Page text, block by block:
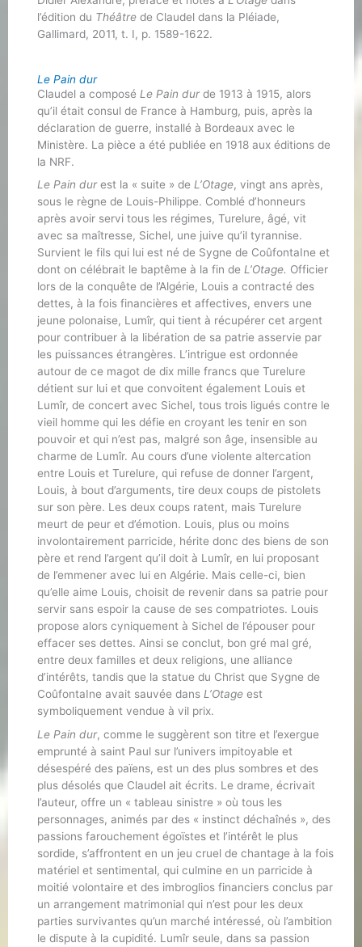
l’édition du Théâtre de Claudel dans la Pléiade,
Gallimard, 2011, t. I, p. 1589-1622.
Le Pain dur
Claudel a composé Le Pain durde 1913 à 1915, alors
qu’il était consul de France à Hamburg, puis, après la
déclaration de guerre, installé à Bordeaux avec le
Ministère. La pièce a été publiée en 1918 aux éditions de
la NRF.
Le Pain durest la « suite » de L’Otage, vingt ans après,
sous le règne de Louis-Philippe. Comblé d’honneurs
après avoir servi tous les régimes, Turelure, âgé, vit
avec sa maîtresse, Sichel, une juive qu’il tyrannise.
Survient le fils qui lui est né de Sygne de CoûfontaIne et
dont on célébrait le baptême à la fin de L’Otage. Officier
lors de la conquête de l’Algérie, Louis a contracté des
dettes, à la fois financières et affectives, envers une
jeune polonaise, Lumîr, qui tient à récupérer cet argent
pour contribuer à la libération de sa patrie asservie par
les puissances étrangères. L’intrigue est ordonnée
autour de ce magot de dix mille francs que Turelure
détient sur lui et que convoitent également Louis et
Lumîr, de concert avec Sichel, tous trois ligués contre le
vieil homme qui les défie en croyant les tenir en son
pouvoir et qui n’est pas, malgré son âge, insensible au
charme de Lumîr. Au cours d’une violente altercation
entre Louis et Turelure, qui refuse de donner l’argent,
Louis, à bout d’arguments, tire deux coups de pistolets
sur son père. Les deux coups ratent, mais Turelure
meurt de peur et d’émotion. Louis, plus ou moins
involontairement parricide, hérite donc des biens de son
père et rend l’argent qu’il doit à Lumîr, en lui proposant
de l’emmener avec lui en Algérie. Mais celle-ci, bien
qu’elle aime Louis, choisit de revenir dans sa patrie pour
servir sans espoir la cause de ses compatriotes. Louis
propose alors cyniquement à Sichel de l’épouser pour
effacer ses dettes. Ainsi se conclut, bon gré mal gré,
entre deux familles et deux religions, une alliance
d’intérêts, tandis que la statue du Christ que Sygne de
CoûfontaIne avait sauvée dans L’Otage est
symboliquement vendue à vil prix.
Le Pain dur, comme le suggèrent son titre et l’exergue
emprunté à saint Paul sur l’univers impitoyable et
désespéré des païens, est un des plus sombres et des
plus désolés que Claudel ait écrits. Le drame, écrivait
l’auteur, offre un « tableau sinistre » où tous les
personnages, animés par des « instinct déchaînés », des
passions farouchement égoïstes et l’intérêt le plus
sordide, s’affrontent en un jeu cruel de chantage à la fois
matériel et sentimental, qui culmine en un parricide à
moitié volontaire et des imbroglios financiers conclus par
un arrangement matrimonial qui n’est pour les deux
parties survivantes qu’un marché intéressé, où l’ambition
le dispute à la cupidité. Lumîr seule, dans sa passion